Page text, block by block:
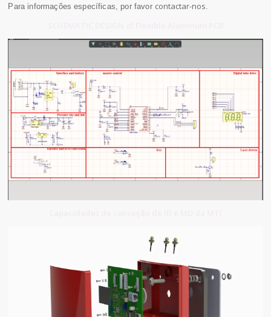
Para informações específicas, por favor contactar-nos.